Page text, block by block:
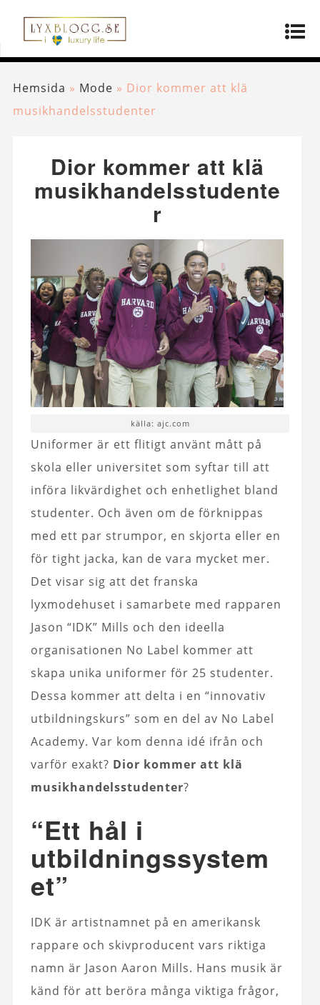
Hemsida » Mode » Dior kommer att klä
musikhandelsstudenter
Dior kommer att klä
musikhandelsstudente
r
källa: ajc.com
Uniformer är ett flitigt använt mått på
skola eller universitet som syftar till att
införa likvärdighet och enhetlighet bland
studenter. Och även om de förknippas
med ett par strumpor, en skjorta eller en
för tight jacka, kan de vara mycket mer.
Det visar sig att det franska
lyxmodehuset i samarbete med rapparen
Jason “IDK” Mills och den ideella
organisationen No Label kommer att
skapa unika uniformer för 25 studenter.
Dessa kommer att delta i en “innovativ
utbildningskurs” som en del av No Label
Academy. Var kom denna idé ifrån och
varför exakt? Dior kommer att klä
musikhandelsstudenter?
“Ett hål i
utbildningssystem
et”
IDK är artistnamnet på en amerikansk
rappare och skivproducent vars riktiga
namn är Jason Aaron Mills. Hans musik är
känd för att beröra många viktiga frågor,